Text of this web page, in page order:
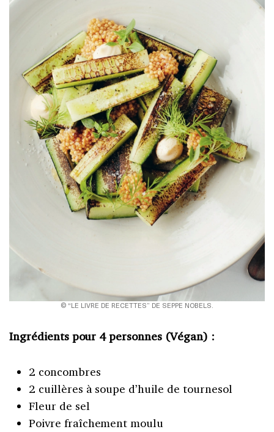
© “LE LIVRE DE RECETTES” DE SEPPE NOBELS.
Ingrédients pour 4 personnes (Végan) :
2 concombres
2 cuillères à soupe d’huile de tournesol
Fleur de sel
Poivre fraîchement moulu